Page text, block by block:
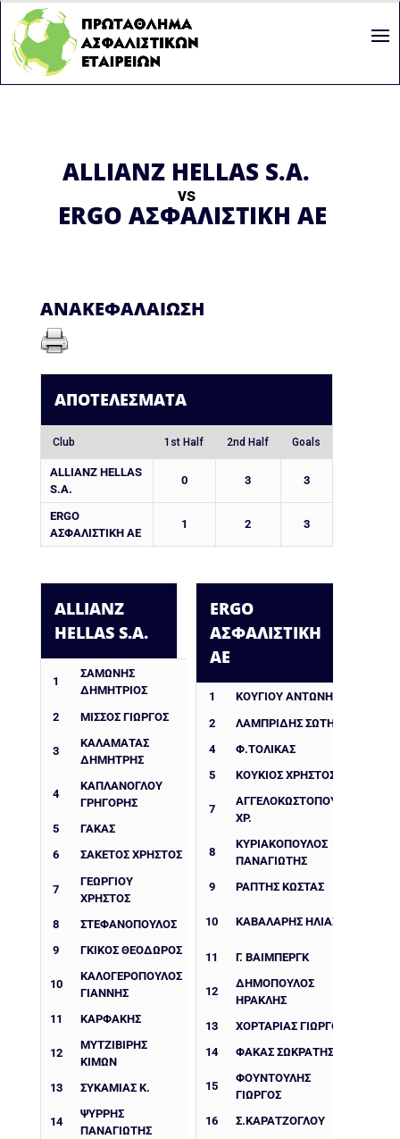
ALLIANZ HELLAS S.A.
vs
ERGO ΑΣΦΑΛΙΣΤΙΚΗ ΑΕ
ΑΝΑΚΕΦΑΛΑΊΩΣΗ
ΑΠΟΤΕΛΈΣΜΑΤΑ
Club 1st Half 2nd Half Goals
ALLIANZ HELLAS
S.A.
0 3 3
ERGO
ΑΣΦΑΛΙΣΤΙΚΗ ΑΕ
1 2 3
ALLIANZ
HELLAS S.A.
1
ΣΑΜΩΝΗΣ
ΔΗΜΗΤΡΙΟΣ
2
ΜΙΣΣΟΣ ΓΙΩΡΓΟΣ
3
ΚΑΛΑΜΑΤΑΣ
ΔΗΜΗΤΡΗΣ
4
ΚΑΠΛΑΝΟΓΛΟΥ
ΓΡΗΓΟΡΗΣ
5
ΓΑΚΑΣ
6
ΣΑΚΕΤΟΣ ΧΡΗΣΤΟΣ
7
ΓΕΩΡΓΙΟΥ
ΧΡΗΣΤΟΣ
8
ΣΤΕΦΑΝΟΠΟΥΛΟΣ
9
ΓΚΙΚΟΣ ΘΕΟΔΩΡΟΣ
10
ΚΑΛΟΓΕΡΟΠΟΥΛΟΣ
ΓΙΑΝΝΗΣ
11
ΚΑΡΦΑΚΗΣ
12
ΜΥΤΖΙΒΙΡΗΣ
ΚΙΜΩΝ
13
ΣΥΚΑΜΙΑΣ Κ.
14
ΨΥΡΡΗΣ
ΠΑΝΑΓΙΩΤΗΣ
ERGO
ΑΣΦΑΛΙΣΤΙΚΗ
ΑΕ
1
ΚΟΥΓΙΟΥ ΑΝΤΩΝΗΣ
2
ΛΑΜΠΡΙΔΗΣ ΣΩΤΗΡΗΣ
4
Φ.ΤΟΛΙΚΑΣ
5
ΚΟΥΚΙΟΣ ΧΡΗΣΤΟΣ(ΕΞ)
7
ΑΓΓΕΛΟΚΩΣΤΟΠΟΥΛΟΣ
ΧΡ.
8
ΚΥΡΙΑΚΟΠΟΥΛΟΣ
ΠΑΝΑΓΙΩΤΗΣ
9
ΡΑΠΤΗΣ ΚΩΣΤΑΣ
10 ΚΑΒΑΛΑΡΗΣ ΗΛΙΑΣ
11 Γ. ΒΑΙΜΠΕΡΓΚ
12
ΔΗΜΟΠΟΥΛΟΣ
ΗΡΑΚΛΗΣ
13
ΧΟΡΤΑΡΙΆΣ ΓΙΏΡΓΟΣ
14
ΦΑΚΑΣ ΣΩΚΡΑΤΗΣ
15
ΦΟΥΝΤΟΥΛΗΣ
ΓΙΩΡΓΟΣ
16
Σ.ΚΑΡΑΤΖΟΓΛΟΥ